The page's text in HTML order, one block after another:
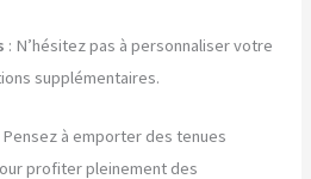
: N’hésitez pas à personnaliser votre
supplémentaires.
Pensez à emporter des tenues
profiter pleinement des